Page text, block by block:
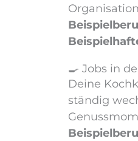
🍳 Jobs in
Deine
ständig